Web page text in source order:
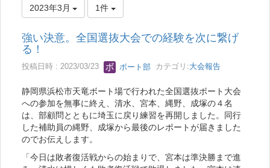
2023年3月 1件
強い決意。全国選抜大会での経験を次に繋げ
る！
投稿日時 : 2023/03/23 ボート部 カテゴリ:大会報告
静岡県浜松市天竜ボート場で行われた全国選抜ボート大会
への参加を無事に終え、清水、宮本、縄野、成塚の４名
は、部顧問とともに埼玉に戻り練習を再開しました。同行
した補助員の縄野、成塚から最後のレポートが届きました
のでお伝えします。
「今日は敗者復活戦からの始まりで、宮本は準決勝まで進